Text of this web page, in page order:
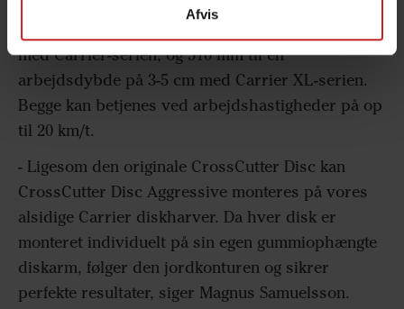
Afvis
CrossCutter Disc Aggressive fås i to størrelser:
med Carrier-serien, og 510 mm til en
arbejdsdybde på 3-5 cm med Carrier XL-serien.
Begge kan betjenes ved arbejdshastigheder på op
til 20 km/t.
- Ligesom den originale CrossCutter Disc kan
CrossCutter Disc Aggressive monteres på vores
alsidige Carrier diskharver. Da hver disk er
monteret individuelt på sin egen gummiophængte
diskarm, følger den jordkonturen og sikrer
perfekte resultater, siger Magnus Samuelsson.